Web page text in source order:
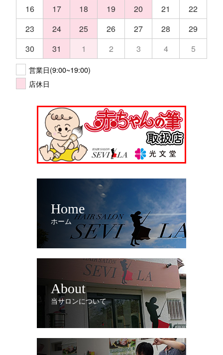
16
17 18 19 20 21
22
23
24 25 26 27 28
29
30
31 1 2 3 4 5
営業日(9:00~19:00)
店休日
Home
ホーム
About
当サロンについて